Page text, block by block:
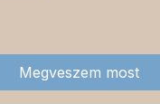
Megveszem most